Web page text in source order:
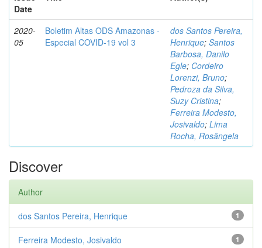
Date
2020-
05
Boletim Altas ODS Amazonas -
Especial COVID-19 vol 3
dos Santos Pereira,
Henrique; Santos
Barbosa, Danilo
Egle; Cordeiro
Lorenzi, Bruno;
Pedroza da Silva,
Suzy Cristina;
Ferreira Modesto,
Josivaldo; Lima
Rocha, Rosângela
Discover
Author
1
dos Santos Pereira, Henrique
1
Ferreira Modesto, Josivaldo